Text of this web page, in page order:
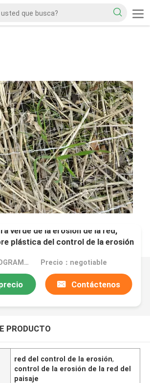
verde de la erosión de la red,
plástica del control de la erosión
MOQ：1000 KILOGRAMOS Precio：negotiable
Contáctenos
PRODUCTO
red del control de la erosión,
control de la erosión de la red del
paisaje